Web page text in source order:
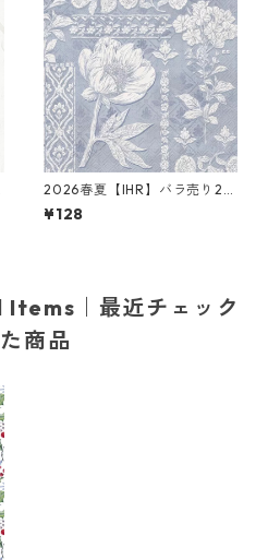
2026春夏【IHR】バラ売り2枚
ランチサイズ ペーパーナプキ
ン ELOISE ライトブルー
¥128
｜最近チェック
商品